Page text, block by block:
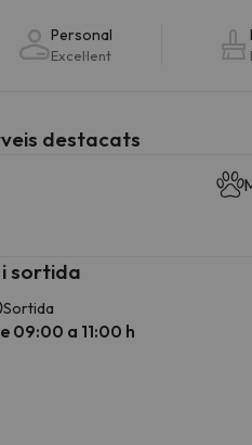
Personal
Excel·lent
destacats
sortida
Sortida
09:00 a 11:00 h